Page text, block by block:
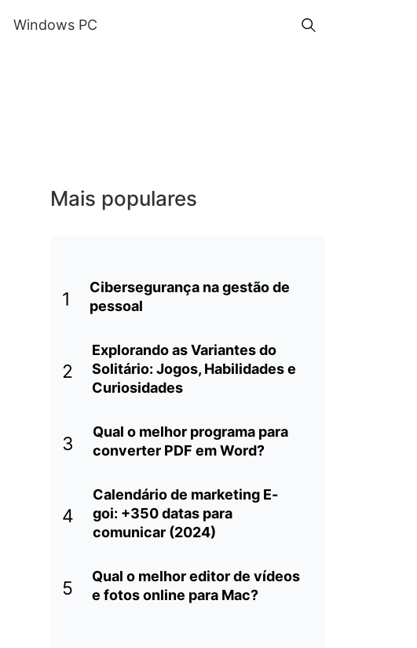
Windows PC
Mais populares
1
Cibersegurança na gestão de
pessoal
2
Explorando as Variantes do
Solitário: Jogos, Habilidades e
Curiosidades
3
Qual o melhor programa para
converter PDF em Word?
4
Calendário de marketing E-
goi: +350 datas para
comunicar (2024)
5
Qual o melhor editor de vídeos
e fotos online para Mac?